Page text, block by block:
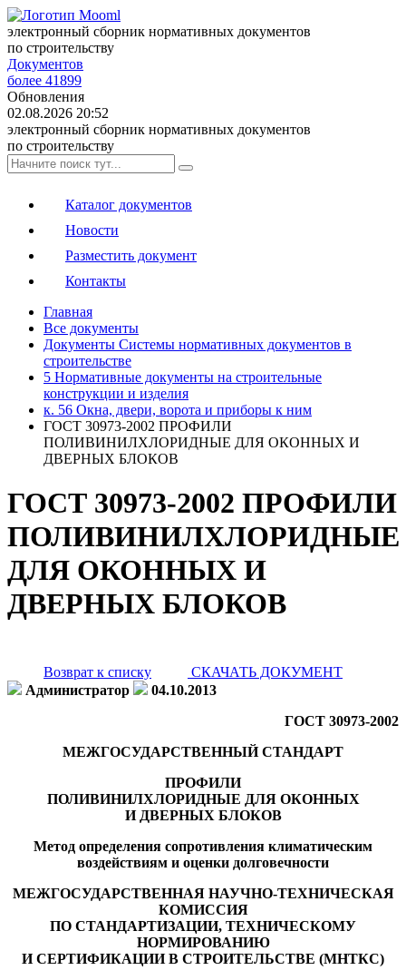
электронный сборник нормативных документов
по строительству
Документов
более 41899
Обновления
02.08.2026 20:52
электронный сборник нормативных документов
по строительству
Каталог документов
Новости
Разместить документ
Контакты
Главная
Все документы
Документы Системы нормативных документов в
строительстве
5 Нормативные документы на строительные
конструкции и изделия
к. 56 Окна, двери, ворота и приборы к ним
ГОСТ 30973-2002 ПРОФИЛИ
ПОЛИВИНИЛХЛОРИДНЫЕ ДЛЯ ОКОННЫХ И
ДВЕРНЫХ БЛОКОВ
ГОСТ 30973-2002 ПРОФИЛИ
ПОЛИВИНИЛХЛОРИДНЫЕ
ДЛЯ ОКОННЫХ И
ДВЕРНЫХ БЛОКОВ
Возврат к списку
СКАЧАТЬ ДОКУМЕНТ
Администратор
04.10.2013
ГОСТ 30973-2002
МЕЖГОСУДАРСТВЕННЫЙ СТАНДАРТ
ПРОФИЛИ
ПОЛИВИНИЛХЛОРИДНЫЕ ДЛЯ ОКОННЫХ
И ДВЕРНЫХ БЛОКОВ
Метод определения сопротивления климатическим
воздействиям и оценки долговечности
МЕЖГОСУДАРСТВЕННАЯ НАУЧНО-ТЕХНИЧЕСКАЯ
КОМИССИЯ
ПО СТАНДАРТИЗАЦИИ, ТЕХНИЧЕСКОМУ
НОРМИРОВАНИЮ
И СЕРТИФИКАЦИИ В СТРОИТЕЛЬСТВЕ (МНТКС)